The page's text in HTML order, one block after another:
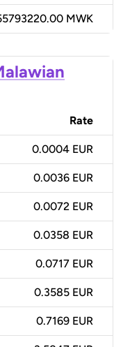
MWK
Rate
0.0004 EUR
0.0036 EUR
0.0072 EUR
0.0358 EUR
0.0717 EUR
0.3585 EUR
0.7169 EUR